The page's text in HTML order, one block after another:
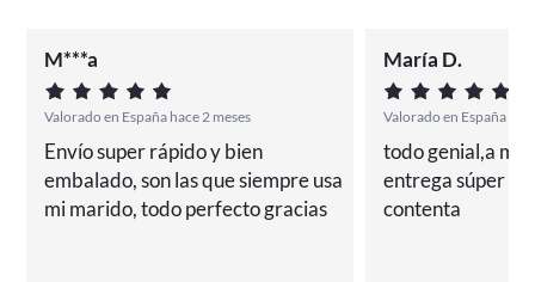
M***a
Valorado en España hace 2 meses
Envío super rápido y bien
embalado, son las que siempre usa
mi marido, todo perfecto gracias
María D.
Valorado en España
todo genial,a
entrega súper
contenta